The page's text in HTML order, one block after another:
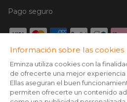
Pago seguro
Tarjeta de crédito, Paypal,
con tarjeta sin cargos, Google/
Síguenos en: